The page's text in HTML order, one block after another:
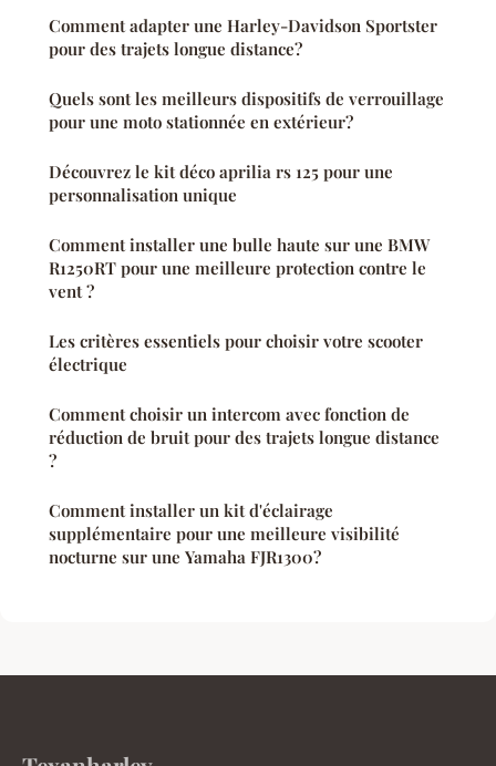
Comment adapter une Harley-Davidson Sportster
pour des trajets longue distance?
Quels sont les meilleurs dispositifs de verrouillage
pour une moto stationnée en extérieur?
Découvrez le kit déco aprilia rs 125 pour une
personnalisation unique
Comment installer une bulle haute sur une BMW
R1250RT pour une meilleure protection contre le
vent ?
Les critères essentiels pour choisir votre scooter
électrique
Comment choisir un intercom avec fonction de
réduction de bruit pour des trajets longue distance
?
Comment installer un kit d'éclairage
supplémentaire pour une meilleure visibilité
nocturne sur une Yamaha FJR1300?